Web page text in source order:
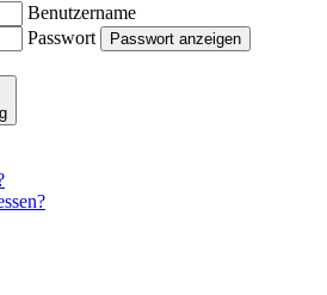
Benutzername
Passwort
Passwort anzeigen